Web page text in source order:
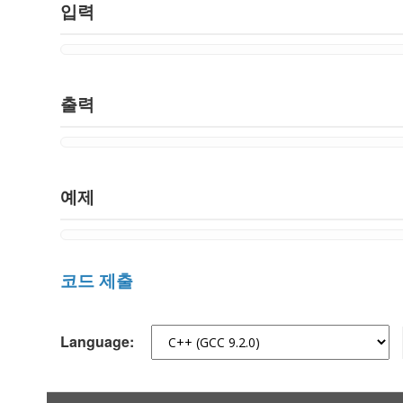
입력
출력
예제
코드 제출
Language: